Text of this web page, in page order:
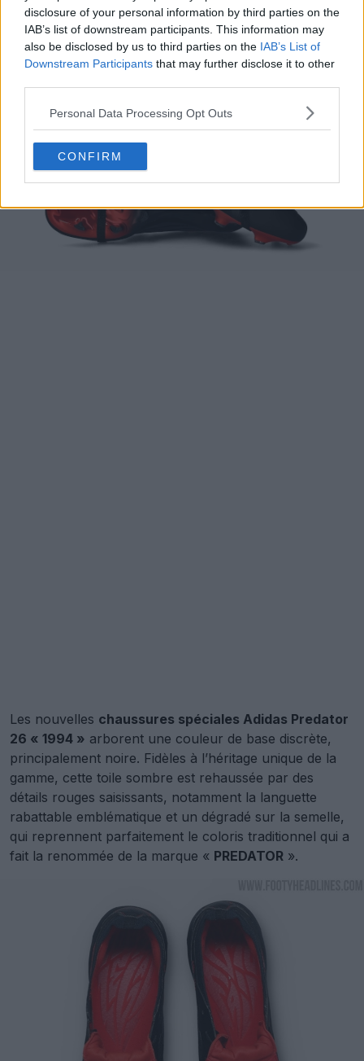
disclosure of your personal information by third parties on the
IAB’s list of downstream participants. This information may
also be disclosed by us to third parties on the IAB’s List of
Downstream Participants that may further disclose it to other
Personal Data Processing Opt Outs
CONFIRM
Les nouvelles chaussures spéciales Adidas Predator
26 « 1994 » arborent une couleur de base discrète,
principalement noire. Fidèles à l’héritage unique de la
gamme, cette toile sombre est rehaussée par des
détails rouges saisissants, notamment la languette
rabattable emblématique et un dégradé sur la semelle,
qui reprennent parfaitement le coloris traditionnel qui a
fait la renommée de la marque « PREDATOR ».